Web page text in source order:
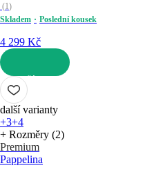
(1)
Skladem
Poslední kousek
4 299 Kč
DO KOŠÍKU
další varianty
+3+4
+ Rozměry (2)
Premium
Pappelina